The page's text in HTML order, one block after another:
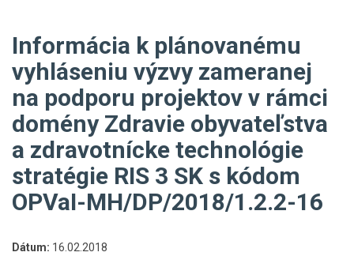
menu
na
užívateľské
menu
Skočiť
pätičku
stránky
Informácia k plánovanému
vyhláseniu výzvy zameranej
na podporu projektov v rámci
domény Zdravie obyvateľstva
a zdravotnícke technológie
stratégie RIS 3 SK s kódom
OPVaI-MH/DP/2018/1.2.2-16
Dátum: 16.02.2018